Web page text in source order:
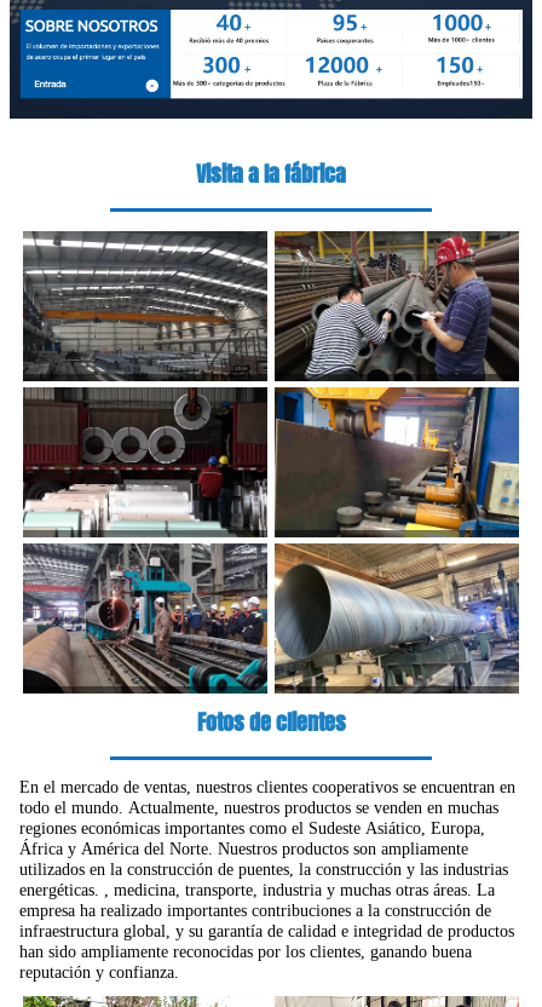
Visita a la fábrica
Fotos de clientes
En el mercado de ventas, nuestros clientes cooperativos se encuentran en
todo el mundo. Actualmente, nuestros productos se venden en muchas
regiones económicas importantes como el Sudeste Asiático, Europa,
África y América del Norte. Nuestros productos son ampliamente
utilizados en la construcción de puentes, la construcción y las industrias
energéticas. , medicina, transporte, industria y muchas otras áreas. La
empresa ha realizado importantes contribuciones a la construcción de
infraestructura global, y su garantía de calidad e integridad de productos
han sido ampliamente reconocidas por los clientes, ganando buena
reputación y confianza.